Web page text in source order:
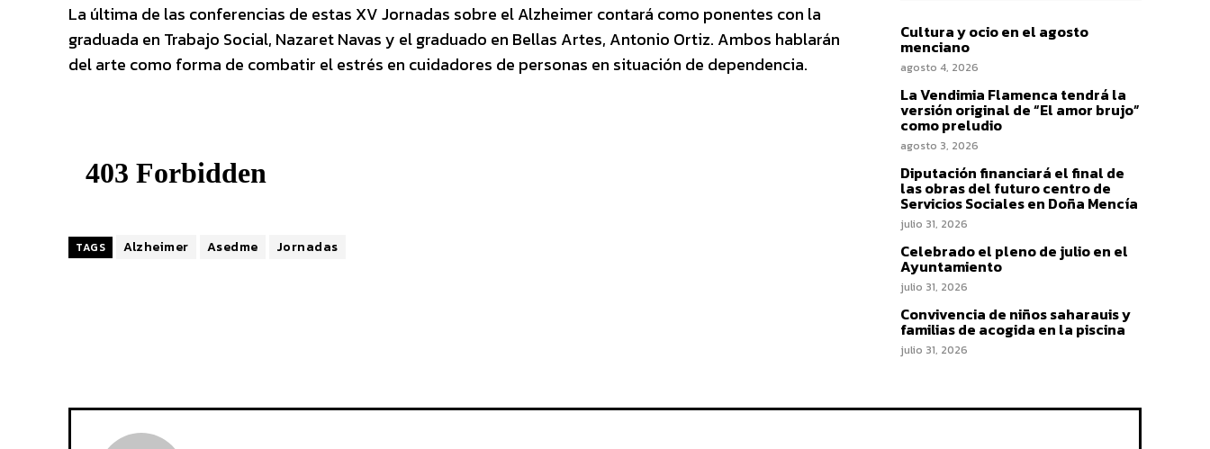
La última de las conferencias de estas XV Jornadas sobre el Alzheimer contará como ponentes con la
graduada en Trabajo Social, Nazaret Navas y el graduado en Bellas Artes, Antonio Ortiz. Ambos hablarán
del arte como forma de combatir el estrés en cuidadores de personas en situación de dependencia.
TAGS Alzheimer Asedme Jornadas
Cultura y ocio en el agosto
menciano
agosto 4, 2026
La Vendimia Flamenca tendrá la
versión original de “El amor brujo”
como preludio
agosto 3, 2026
Diputación financiará el final de
las obras del futuro centro de
Servicios Sociales en Doña Mencía
julio 31, 2026
Celebrado el pleno de julio en el
Ayuntamiento
julio 31, 2026
Convivencia de niños saharauis y
familias de acogida en la piscina
julio 31, 2026